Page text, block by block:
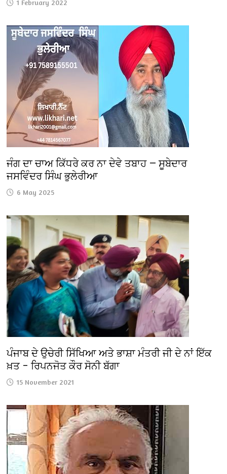
1 February 2022
ਜੰਗ ਦਾ ਚਾਅ ਕਿੱਧਰੇ ਕਰ ਨਾ ਦੇਵੇ ਤਬਾਹ — ਸੂਬੇਦਾਰ
ਜਸਵਿੰਦਰ ਸਿੰਘ ਭੁਲੇਰੀਆ
6 May 2025
ਪੰਜਾਬ ਦੇ ਉਚੇਰੀ ਸਿੱਖਿਆ ਅਤੇ ਭਾਸ਼ਾ ਮੰਤਰੀ ਜੀ ਦੇ ਨਾਂ ਇੱਕ
ਖ਼ਤ – ਰਿਪਨਜੋਤ ਕੌਰ ਸੋਨੀ ਬੱਗਾ
15 November 2021